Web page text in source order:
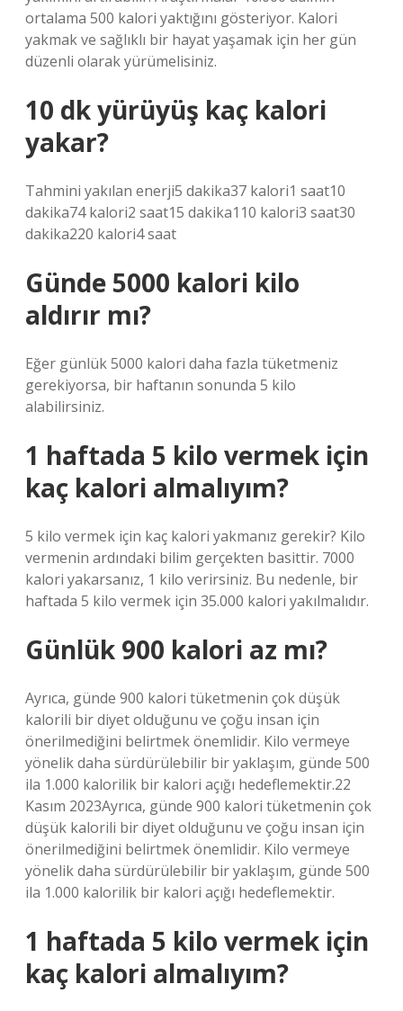
ortalama 500 kalori yaktığını gösteriyor. Kalori
yakmak ve sağlıklı bir hayat yaşamak için her gün
düzenli olarak yürümelisiniz.
10 dk yürüyüş kaç kalori
yakar?
Tahmini yakılan enerji5 dakika37 kalori1 saat10
dakika74 kalori2 saat15 dakika110 kalori3 saat30
dakika220 kalori4 saat
Günde 5000 kalori kilo
aldırır mı?
Eğer günlük 5000 kalori daha fazla tüketmeniz
gerekiyorsa, bir haftanın sonunda 5 kilo
alabilirsiniz.
1 haftada 5 kilo vermek için
kaç kalori almalıyım?
5 kilo vermek için kaç kalori yakmanız gerekir? Kilo
vermenin ardındaki bilim gerçekten basittir. 7000
kalori yakarsanız, 1 kilo verirsiniz. Bu nedenle, bir
haftada 5 kilo vermek için 35.000 kalori yakılmalıdır.
Günlük 900 kalori az mı?
Ayrıca, günde 900 kalori tüketmenin çok düşük
kalorili bir diyet olduğunu ve çoğu insan için
önerilmediğini belirtmek önemlidir. Kilo vermeye
yönelik daha sürdürülebilir bir yaklaşım, günde 500
ila 1.000 kalorilik bir kalori açığı hedeflemektir.22
Kasım 2023Ayrıca, günde 900 kalori tüketmenin çok
düşük kalorili bir diyet olduğunu ve çoğu insan için
önerilmediğini belirtmek önemlidir. Kilo vermeye
yönelik daha sürdürülebilir bir yaklaşım, günde 500
ila 1.000 kalorilik bir kalori açığı hedeflemektir.
1 haftada 5 kilo vermek için
kaç kalori almalıyım?